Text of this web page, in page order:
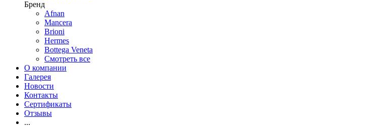
Бренд
Afnan
Mancera
Brioni
Hermes
Bottega Veneta
Смотреть все
О компании
Галерея
Новости
Контакты
Сертификаты
Отзывы
...